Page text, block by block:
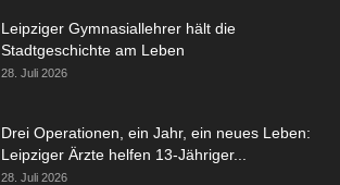
Leipziger Gymnasiallehrer hält die
Stadtgeschichte am Leben
28. Juli 2026
Drei Operationen, ein Jahr, ein neues Leben:
Leipziger Ärzte helfen 13-Jähriger...
28. Juli 2026